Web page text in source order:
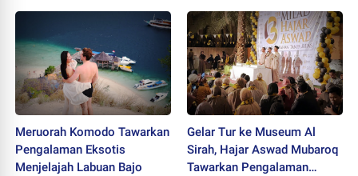
Meruorah Komodo Tawarkan
Pengalaman Eksotis
Menjelajah Labuan Bajo
Gelar Tur ke Museum Al
Sirah, Hajar Aswad Mubaroq
Tawarkan Pengalaman